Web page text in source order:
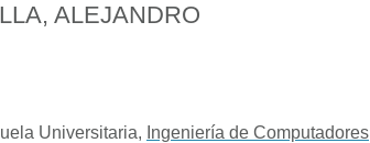
ALEJANDRO
Universitaria, Ingeniería de Computadores